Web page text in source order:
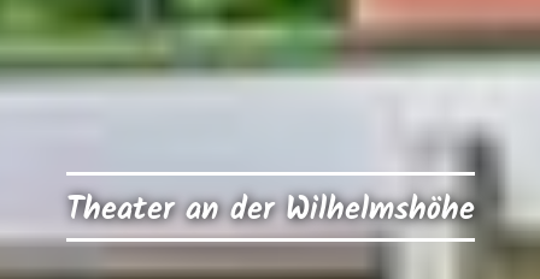
Theater an der Wilhelmshöhe